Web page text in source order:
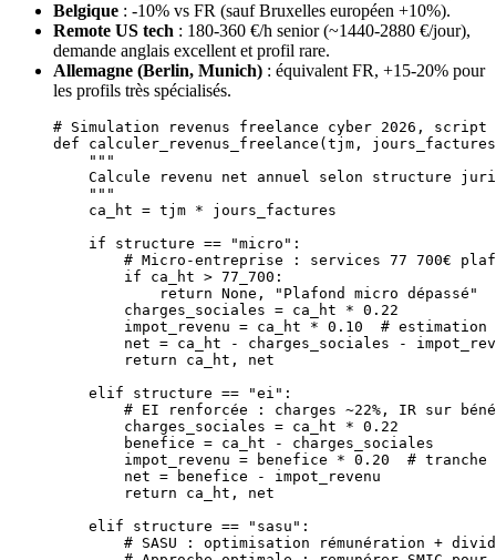
Belgique : -10% vs FR (sauf Bruxelles européen +10%).
Remote US tech : 180-360 €/h senior (~1440-2880 €/jour),
demande anglais excellent et profil rare.
Allemagne (Berlin, Munich) : équivalent FR, +15-20% pour
les profils très spécialisés.
# Simulation revenus freelance cyber 2026, script
def calculer_revenus_freelance (tjm,
    """
Calcule revenu net annuel selon structure
    """
    ca_ht
= tjm * jours_factures
    if
structure == "micro" :
# Micro-entreprise : services 77 700€
        if
ca_ht > 77_700 :
            return
None ,
"Plafond micro dépassé"
        charges_sociales
= ca_ht * 0.22
        impot_revenu
= ca_ht * 0.10
# estimation
        net
= ca_ht - charges_sociales -
        return
ca_ht, net
    elif
structure == "ei" :
# EI renforcée : charges ~22%, IR sur
        charges_sociales
= ca_ht * 0.22
        benefice
= ca_ht -
charges_sociales
        impot_revenu
= benefice * 0.20
# tranche
        net
= benefice -
impot_revenu
        return
ca_ht, net
    elif
structure == "sasu" :
# SASU : optimisation rémunération +